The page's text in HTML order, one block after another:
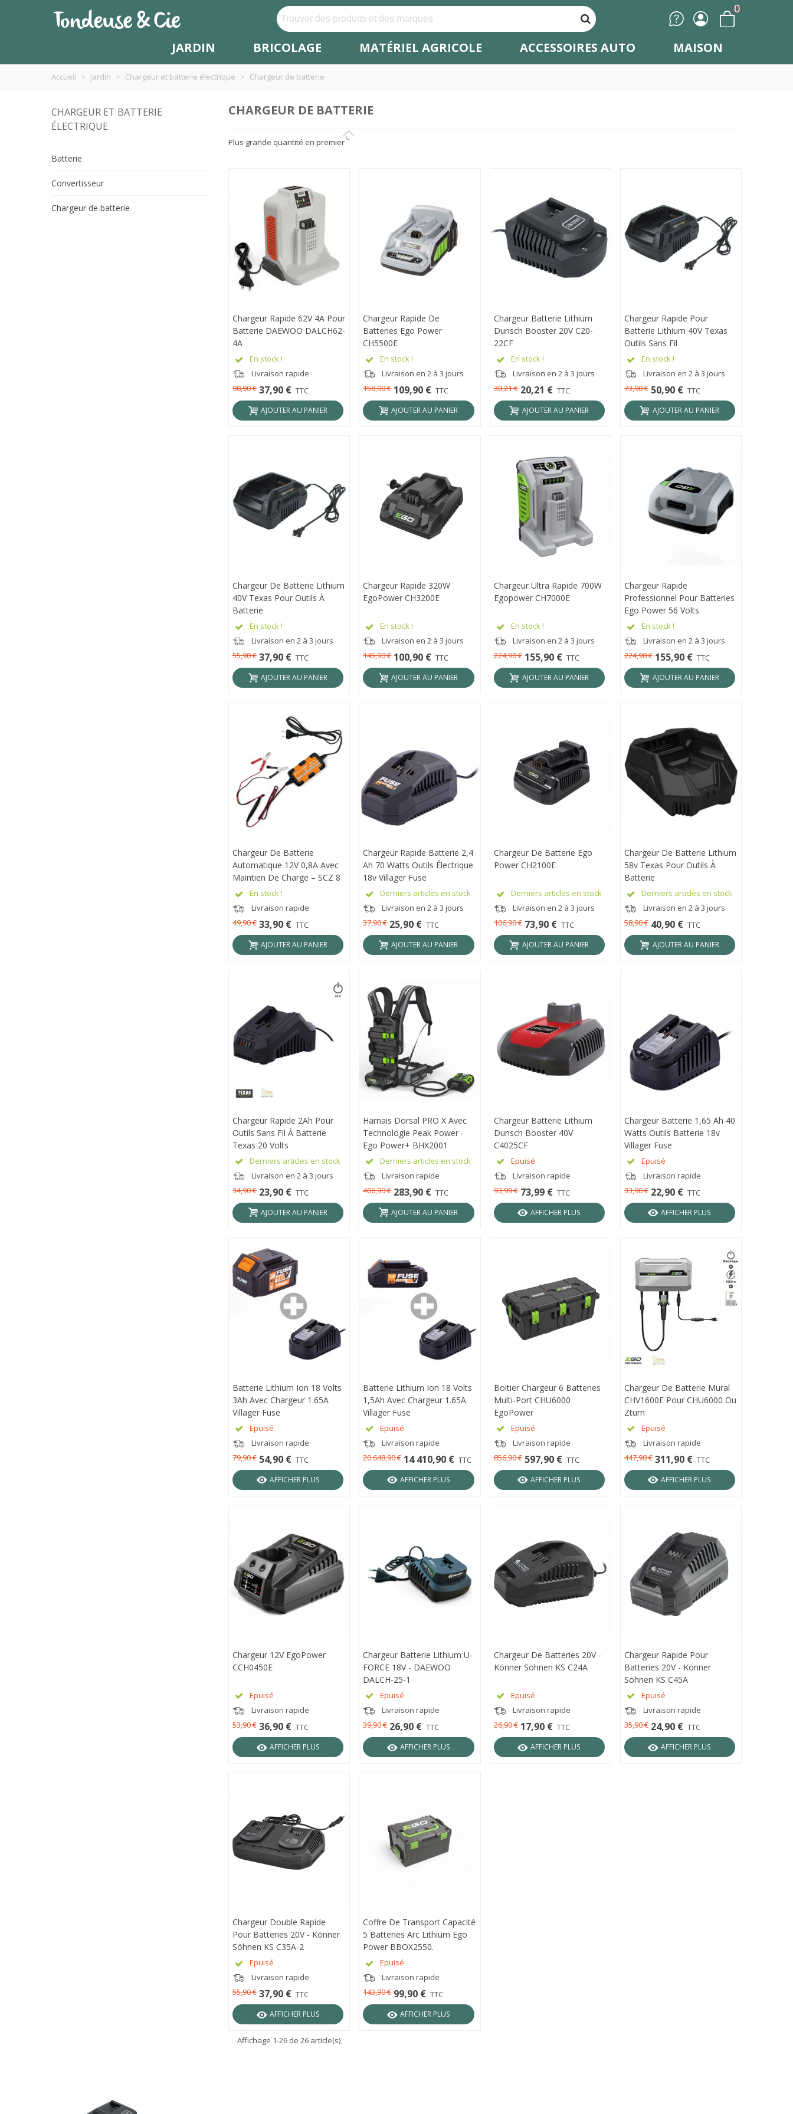
0
JARDIN BRICOLAGE MATÉRIEL AGRICOLE ACCESSOIRES AUTO MAISON
Accueil > Jardin > Chargeur et batterie électrique > Chargeur de batterie
CHARGEUR ET BATTERIE
ÉLECTRIQUE
Batterie
Convertisseur
Chargeur de batterie
CHARGEUR DE BATTERIE
Plus grande quantité en premier
APERÇU RAPIDE
Chargeur Rapide 62V 4A Pour
Batterie DAEWOO DALCH62-
4A
En stock !
Livraison rapide
37,90 € TTC
98,90 €
AJOUTER AU PANIER
APERÇU RAPIDE
Chargeur Rapide De
Batteries Ego Power
CH5500E
En stock !
Livraison en 2 à 3 jours
109,90 € TTC
158,90 €
AJOUTER AU PANIER
APERÇU RAPIDE
Chargeur Batterie Lithium
Dunsch Booster 20V C20-
22CF
En stock !
Livraison en 2 à 3 jours
20,21 € TTC
30,21 €
AJOUTER AU PANIER
APERÇU RAPIDE
Chargeur Rapide Pour
Batterie Lithium 40V Texas
Outils Sans Fil
En stock !
Livraison en 2 à 3 jours
50,90 € TTC
73,90 €
AJOUTER AU PANIER
APERÇU RAPIDE
Chargeur De Batterie Lithium
40V Texas Pour Outils À
Batterie
En stock !
Livraison en 2 à 3 jours
37,90 € TTC
55,90 €
AJOUTER AU PANIER
APERÇU RAPIDE
Chargeur Rapide 320W
EgoPower CH3200E
En stock !
Livraison en 2 à 3 jours
100,90 € TTC
145,90 €
AJOUTER AU PANIER
APERÇU RAPIDE
Chargeur Ultra Rapide 700W
Egopower CH7000E
En stock !
Livraison en 2 à 3 jours
155,90 € TTC
224,90 €
AJOUTER AU PANIER
APERÇU RAPIDE
Chargeur Rapide
Professionnel Pour Batteries
Ego Power 56 Volts
CHX5500E
En stock !
Livraison en 2 à 3 jours
155,90 € TTC
224,90 €
AJOUTER AU PANIER
APERÇU RAPIDE
Chargeur De Batterie
Automatique 12V 0,8A Avec
Maintien De Charge – SCZ 8
En stock !
Livraison rapide
33,90 € TTC
49,90 €
AJOUTER AU PANIER
APERÇU RAPIDE
Chargeur Rapide Batterie 2,4
Ah 70 Watts Outils Électrique
18v Villager Fuse
Derniers articles en stock
Livraison en 2 à 3 jours
25,90 € TTC
37,90 €
AJOUTER AU PANIER
APERÇU RAPIDE
Chargeur De Batterie Ego
Power CH2100E
Derniers articles en stock
Livraison en 2 à 3 jours
73,90 € TTC
106,90 €
AJOUTER AU PANIER
APERÇU RAPIDE
Chargeur De Batterie Lithium
58v Texas Pour Outils À
Batterie
Derniers articles en stock
Livraison en 2 à 3 jours
40,90 € TTC
58,90 €
AJOUTER AU PANIER
APERÇU RAPIDE
Chargeur Rapide 2Ah Pour
Outils Sans Fil À Batterie
Texas 20 Volts
Derniers articles en stock
Livraison en 2 à 3 jours
23,90 € TTC
34,90 €
AJOUTER AU PANIER
APERÇU RAPIDE
Harnais Dorsal PRO X Avec
Technologie Peak Power -
Ego Power+ BHX2001
Derniers articles en stock
Livraison rapide
283,90 € TTC
406,90 €
AJOUTER AU PANIER
APERÇU RAPIDE
Chargeur Batterie Lithium
Dunsch Booster 40V
C4025CF
Epuisé
Livraison rapide
73,99 € TTC
93,99 €
AFFICHER PLUS
APERÇU RAPIDE
Chargeur Batterie 1,65 Ah 40
Watts Outils Batterie 18v
Villager Fuse
Epuisé
Livraison rapide
22,90 € TTC
33,90 €
AFFICHER PLUS
APERÇU RAPIDE
Batterie Lithium Ion 18 Volts
3Ah Avec Chargeur 1.65A
Villager Fuse
Epuisé
Livraison rapide
54,90 € TTC
79,90 €
AFFICHER PLUS
APERÇU RAPIDE
Batterie Lithium Ion 18 Volts
1,5Ah Avec Chargeur 1.65A
Villager Fuse
Epuisé
Livraison rapide
14 410,90 € TTC
20 648,90 €
AFFICHER PLUS
APERÇU RAPIDE
Boitier Chargeur 6 Batteries
Multi-Port CHU6000
EgoPower
Epuisé
Livraison rapide
597,90 € TTC
856,90 €
AFFICHER PLUS
APERÇU RAPIDE
Chargeur De Batterie Mural
CHV1600E Pour CHU6000 Ou
Zturn
Epuisé
Livraison rapide
311,90 € TTC
447,90 €
AFFICHER PLUS
APERÇU RAPIDE
Chargeur 12V EgoPower
CCH0450E
Epuisé
Livraison rapide
36,90 € TTC
53,90 €
AFFICHER PLUS
APERÇU RAPIDE
Chargeur Batterie Lithium U-
FORCE 18V - DAEWOO
DALCH-25-1
Epuisé
Livraison rapide
26,90 € TTC
39,90 €
AFFICHER PLUS
APERÇU RAPIDE
Chargeur De Batteries 20V -
Könner Söhnen KS C24A
Epuisé
Livraison rapide
17,90 € TTC
26,90 €
AFFICHER PLUS
APERÇU RAPIDE
Chargeur Rapide Pour
Batteries 20V - Könner
Söhnen KS C45A
Epuisé
Livraison rapide
24,90 € TTC
35,90 €
AFFICHER PLUS
APERÇU RAPIDE
Chargeur Double Rapide
Pour Batteries 20V - Könner
Söhnen KS C35A-2
Epuisé
Livraison rapide
37,90 € TTC
55,90 €
AFFICHER PLUS
APERÇU RAPIDE
Coffre De Transport Capacité
5 Batteries Arc Lithium Ego
Power BBOX2550.
Epuisé
Livraison rapide
99,90 € TTC
143,90 €
AFFICHER PLUS
Affichage 1-26 de 26 article(s)